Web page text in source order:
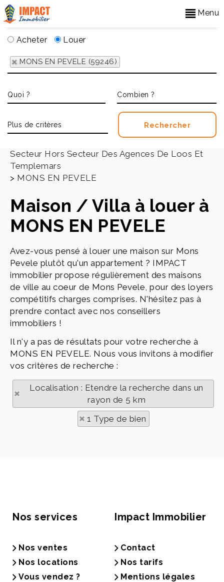
Menu
Acheter Louer
MONS EN PEVELE (59246)
Secteur Hors Secteur Des Agences De Loos Et
Templemars
> MONS EN PEVELE
Maison / Villa à louer à
MONS EN PEVELE
Avez-vous pensé à louer une maison sur Mons
Pevele plutôt qu'un appartement ? IMPACT
immobilier propose régulièrement des maisons
de ville au coeur de Mons Pevele, pour des loyers
compétitifs charges comprises. N'hésitez pas à
prendre contact avec nos conseillers
immobiliers !
Il n'y a pas de résultats pour votre recherche à
MONS EN PEVELE. Nous vous invitons à modifier
vos critères de recherche :
Localisation : Etendre la recherche dans un
rayon de 5 km
1 Type de bien
Nos services
Nos ventes
Nos locations
Vous vendez ?
Impact Immobilier
Contact
Nos tarifs
Mentions légales